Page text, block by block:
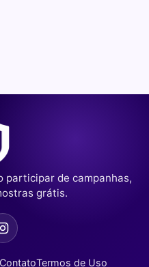
participar de campanhas,
grátis.
Termos de Uso